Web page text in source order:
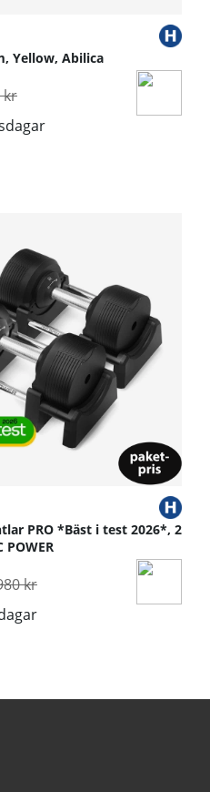
Yellow, Abilica
pris:
kr
PRO *Bäst i test 2026*, 2
POWER
pris:
kr